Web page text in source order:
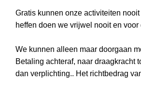
Gratis kunnen onze activiteiten
heffen doen we vrijwel nooit en
We kunnen alleen maar doorgaan
Betaling achteraf, naar draagkracht
dan verplichting.. Het richtbedrag